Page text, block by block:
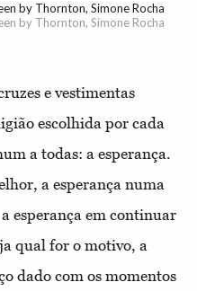
by Thornton, Simone Rocha
by Thornton, Simone Rocha
e vestimentas
escolhida por cada
a todas: a esperança.
a esperança numa
esperança em continuar
qual for o motivo, a
dado com os momentos